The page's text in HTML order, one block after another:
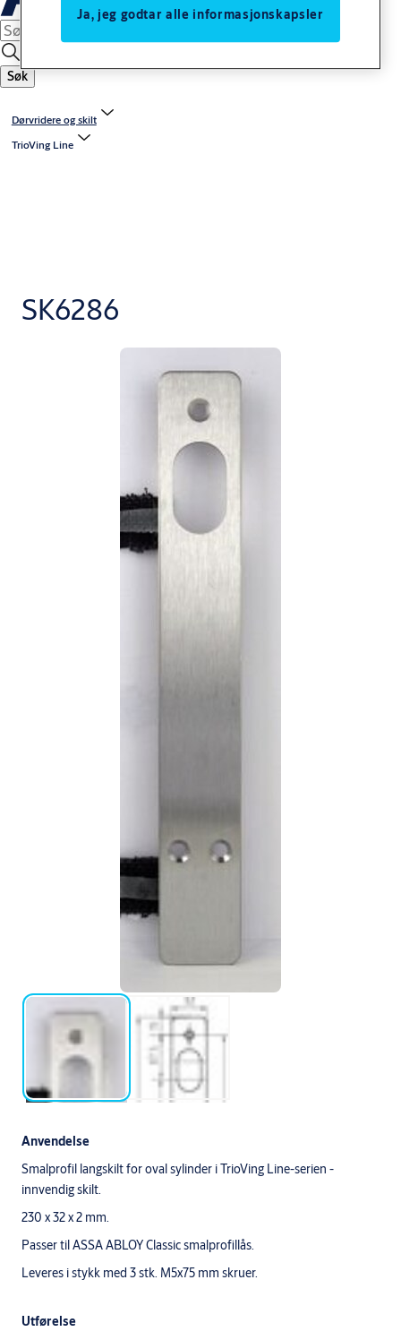
Søk
Dørvridere og skilt
TrioVing Line
SK6286
Anvendelse
Smalprofil langskilt for oval sylinder i TrioVing Line-serien -
innvendig skilt.
230 x 32 x 2 mm.
Passer til ASSA ABLOY Classic smalprofillås.
Leveres i stykk med 3 stk. M5x75 mm skruer.
Utførelse
Ja, jeg godtar alle informasjonskapsler